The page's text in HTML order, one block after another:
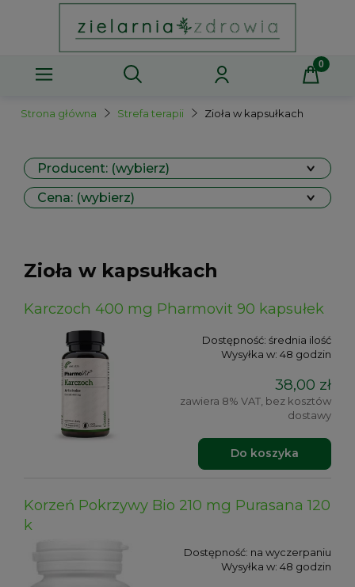
Strona główna Strefa terapii Zioła w kapsułkach
Producent: (wybierz)
Cena: (wybierz)
Zioła w kapsułkach
Karczoch 400 mg Pharmovit 90 kapsułek
Dostępność: średnia ilość
Wysyłka w: 48 godzin
38,00 zł
zawiera 8% VAT, bez kosztów
dostawy
Do koszyka
Korzeń Pokrzywy Bio 210 mg Purasana 120
k
Dostępność: na wyczerpaniu
Wysyłka w: 48 godzin